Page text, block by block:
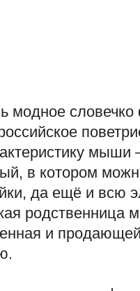
модное словечко
в котором
да ещё и всю
и